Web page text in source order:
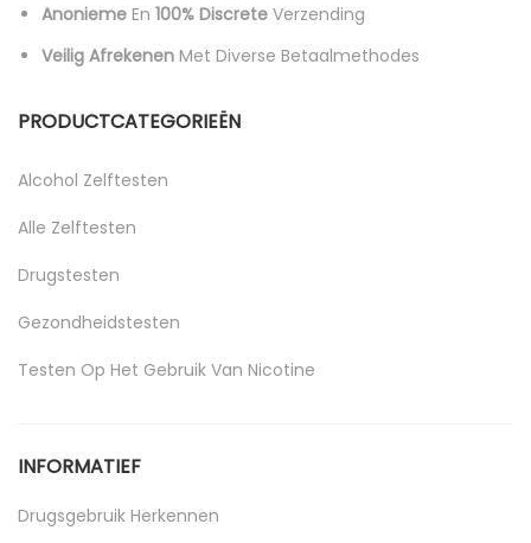
Anonieme En 100% Discrete Verzending
Veilig Afrekenen Met Diverse Betaalmethodes
PRODUCTCATEGORIEËN
Alcohol Zelftesten
Alle Zelftesten
Drugstesten
Gezondheidstesten
Testen Op Het Gebruik Van Nicotine
INFORMATIEF
Drugsgebruik Herkennen